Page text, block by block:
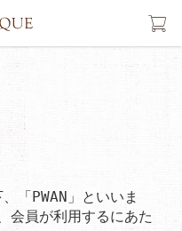
「PWAN」といいま
会員が利用するにあた